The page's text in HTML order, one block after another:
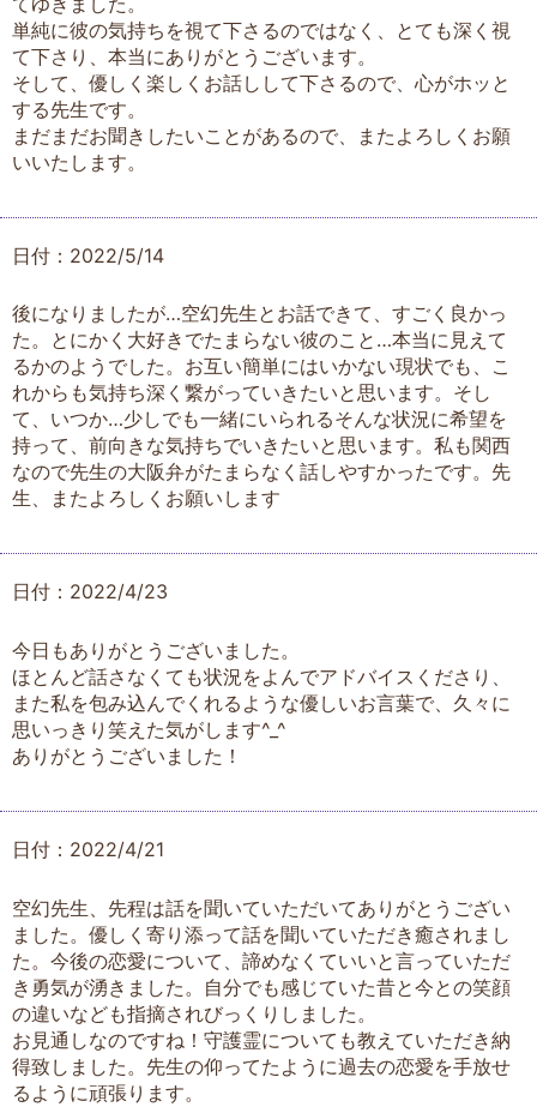
単純に彼の気持ちを視て下さるのではなく、とても深く視
て下さり、本当にありがとうございます。
そして、優しく楽しくお話しして下さるので、心がホッと
する先生です。
まだまだお聞きしたいことがあるので、またよろしくお願
いいたします。
日付：2022/5/14
後になりましたが…空幻先生とお話できて、すごく良かっ
た。とにかく大好きでたまらない彼のこと…本当に見えて
るかのようでした。お互い簡単にはいかない現状でも、こ
れからも気持ち深く繋がっていきたいと思います。そし
て、いつか…少しでも一緒にいられるそんな状況に希望を
持って、前向きな気持ちでいきたいと思います。私も関西
なので先生の大阪弁がたまらなく話しやすかったです。先
生、またよろしくお願いします
日付：2022/4/23
今日もありがとうございました。
ほとんど話さなくても状況をよんでアドバイスくださり、
また私を包み込んでくれるような優しいお言葉で、久々に
思いっきり笑えた気がします^_^
ありがとうございました！
日付：2022/4/21
空幻先生、先程は話を聞いていただいてありがとうござい
ました。優しく寄り添って話を聞いていただき癒されまし
た。今後の恋愛について、諦めなくていいと言っていただ
き勇気が湧きました。自分でも感じていた昔と今との笑顔
の違いなども指摘されびっくりしました。
お見通しなのですね！守護霊についても教えていただき納
得致しました。先生の仰ってたように過去の恋愛を手放せ
るように頑張ります。